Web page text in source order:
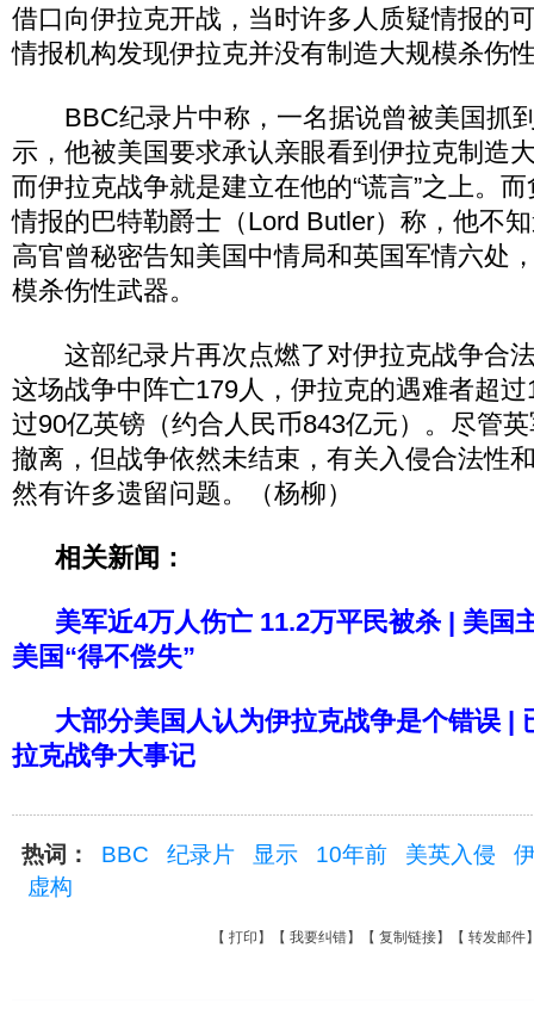
借口向伊拉克开战，当时许多人质疑情报的
情报机构发现伊拉克并没有制造大规模杀伤
BBC纪录片中称，一名据说曾被美国抓
示，他被美国要求承认亲眼看到伊拉克制造
而伊拉克战争就是建立在他的“谎言”之上。
情报的巴特勒爵士（Lord Butler）称，他不
高官曾秘密告知美国中情局和英国军情六处
模杀伤性武器。
这部纪录片再次点燃了对伊拉克战争合
这场战争中阵亡179人，伊拉克的遇难者超
过90亿英镑（约合人民币843亿元）。尽管
撤离，但战争依然未结束，有关入侵合法性
然有许多遗留问题。（杨柳）
相关新闻：
美军近4万人伤亡 11.2万平民被杀 | 美国
美国“得不偿失”
大部分美国人认为伊拉克战争是个错误 |
拉克战争大事记
热词： BBC 纪录片 显示 10年前 美英入侵
虚构
【 打印 】【 我要纠错】【 复制链接】【 转发邮件